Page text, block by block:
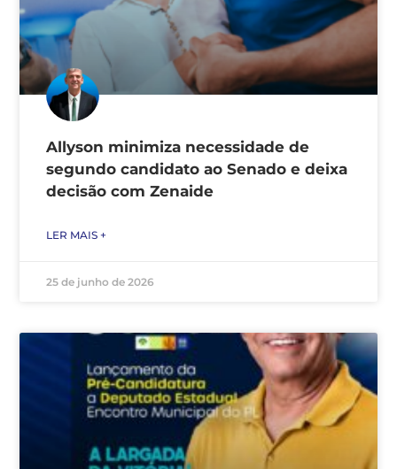
Allyson minimiza necessidade de
segundo candidato ao Senado e deixa
decisão com Zenaide
LER MAIS +
25 de junho de 2026